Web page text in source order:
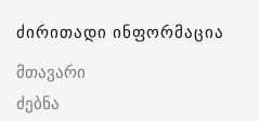
ძირითადი ინფორმაცია
მთავარი
ძებნა